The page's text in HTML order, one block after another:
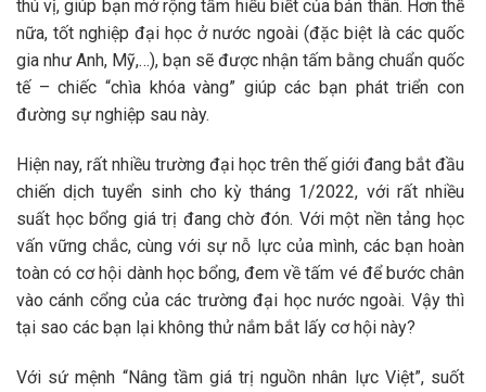
thú vị, giúp bạn mở rộng tầm hiểu biết của bản thân. Hơn thế
nữa, tốt nghiệp đại học ở nước ngoài (đặc biệt là các quốc
gia như Anh, Mỹ,…), bạn sẽ được nhận tấm bằng chuẩn quốc
tế – chiếc “chìa khóa vàng” giúp các bạn phát triển con
đường sự nghiệp sau này.
Hiện nay, rất nhiều trường đại học trên thế giới đang bắt đầu
chiến dịch tuyển sinh cho kỳ tháng 1/2022, với rất nhiều
suất học bổng giá trị đang chờ đón. Với một nền tảng học
vấn vững chắc, cùng với sự nỗ lực của mình, các bạn hoàn
toàn có cơ hội dành học bổng, đem về tấm vé để bước chân
vào cánh cổng của các trường đại học nước ngoài. Vậy thì
tại sao các bạn lại không thử nắm bắt lấy cơ hội này?
Với sứ mệnh “Nâng tầm giá trị nguồn nhân lực Việt”, suốt